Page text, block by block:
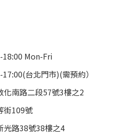
18:00 Mon-Fri
台北門市)(需預約）
化南路二段57號3樓之2
街109號
光路38號38樓之4